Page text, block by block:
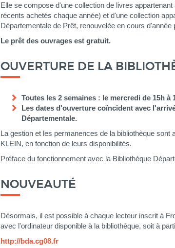
Elle se compose d'une collection de livres
récents achetés chaque année) et d'une collection
Départementale de Prêt, renouvelée en cours
Le prêt des ouvrages est gratuit.
OUVERTURE DE LA
Toutes les 2 semaines : le mercredi de 15h
Les dates d'ouverture coïncident avec
Départementale.
La gestion et les permanences de la bibliothèque sont
KLEIN, en fonction de leurs disponibilités.
Préface du fonctionnement avec la Bibliothèque
NOUVEAUTÉ
Désormais, il est possible à chaque lecteur inscrit à
avec l'ordinateur disponible à la bibliothèque, soit à
http://bda.cg08.fr